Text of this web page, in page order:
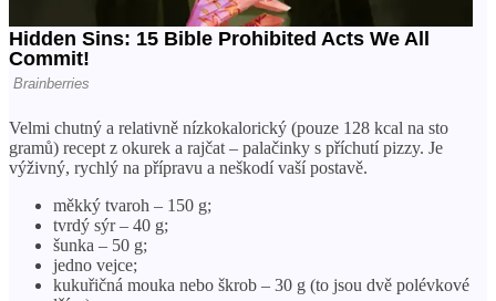
Velmi chutný a relativně nízkokalorický (pouze 128 kcal na sto
gramů) recept z okurek a rajčat – palačinky s příchutí pizzy. Je
výživný, rychlý na přípravu a neškodí vaší postavě.
měkký tvaroh – 150 g;
tvrdý sýr – 40 g;
šunka – 50 g;
jedno vejce;
kukuřičná mouka nebo škrob – 30 g (to jsou dvě polévkové